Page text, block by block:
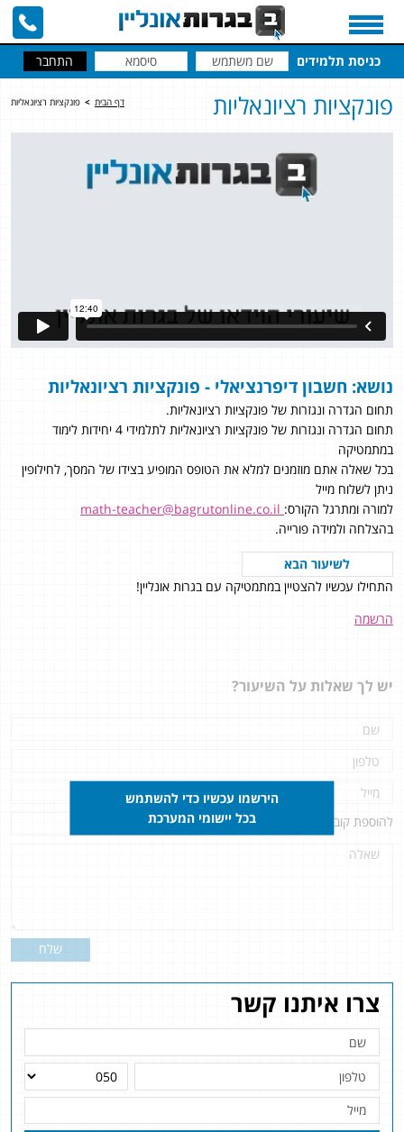
כניסת תלמידים
צרו איתנו קשר
דף הבית > פונקציות רציונאליות פונקציות רציונאליות
נושא: חשבון דיפרנציאלי - פונקציות רציונאליות
תחום הגדרה ונגזרות של פונקציות רציונאליות.
תחום הגדרה ונגזרות של פונקציות רציונאליות לתלמידי 4 יחידות לימוד
במתמטיקה
בכל שאלה אתם מוזמנים למלא את הטופס המופיע בצידו של המסך, לחילופין
ניתן לשלוח מייל
למורה ומתרגל הקורס:
בהצלחה ולמידה פורייה.
לשיעור הבא
התחילו עכשיו להצטיין במתמטיקה עם בגרות אונליין!
הרשמה
יש לך שאלות על השיעור?
להוספת קובץ
שלח
הירשמו עכשיו כדי להשתמש
בכל יישומי המערכת